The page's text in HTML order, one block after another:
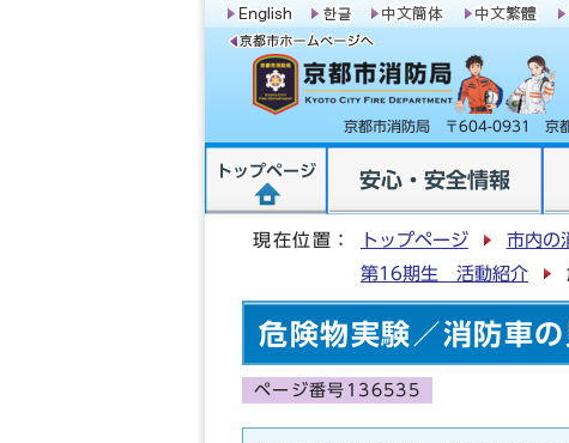
京都市消防局 〒604-0931 京
トップページ 安心・安全情報
現在位置： トップページ 市内の
第16期生 活動紹介
危険物実験／消防車
ページ番号136535